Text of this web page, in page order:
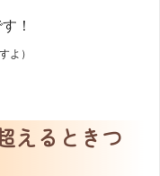
！
よ）
えるときつ